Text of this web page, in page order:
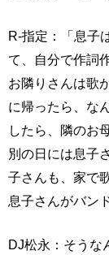
R-指定：「息子
て、自分で作詞
お隣りさんは歌
に帰ったら、な
したら、隣のお
別の日には息子
子さんも、家で
息子さんがバン
DJ松永：そうな